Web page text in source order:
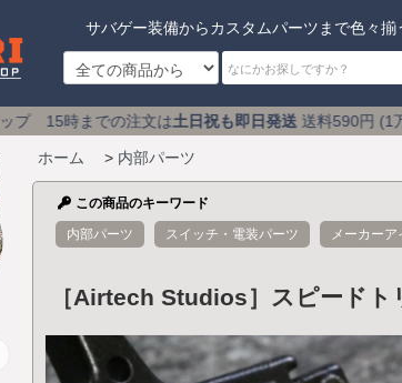
サバゲー装備からカスタムパーツまで色々揃
は土日祝も即日発送送料590円 (1万円以上で送
ホーム > 内部パーツ
この商品のキーワード
内部パーツ
スイッチ・電装パーツ メーカーア
［Airtech Studios］スピード